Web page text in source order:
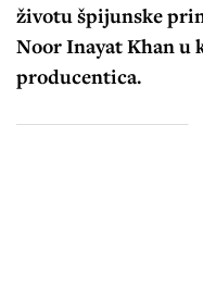
životu špijunske
Noor Inayat Khan u
producentica.